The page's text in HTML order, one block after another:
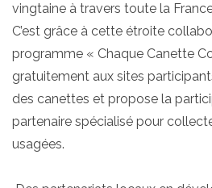
vingtaine à travers toute la
C’est grâce à cette étroite
programme « Chaque Canette
gratuitement aux sites
des canettes et propose la
partenaire spécialisé pour
usagées.